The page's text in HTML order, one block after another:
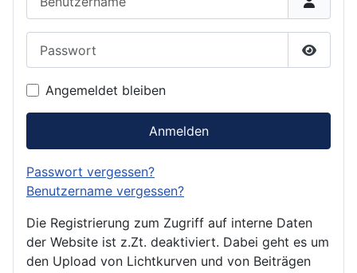
Angemeldet bleiben
Anmelden
Passwort vergessen?
Benutzername vergessen?
Die Registrierung zum Zugriff auf interne Daten
der Website ist z.Zt. deaktiviert. Dabei geht es um
den Upload von Lichtkurven und von Beiträgen